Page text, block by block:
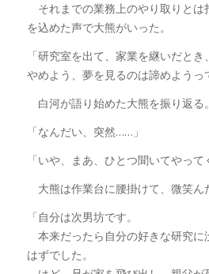
それまでの業務上のやり取りとは
を込めた声で大熊がいった。
「研究室を出て、家業を継いだと
やめよう、夢を見るのは諦めようっ
白河が語り始めた大熊を振り返る。
「なんだい、突然……」
「いや、まあ、ひとつ聞いてやって
大熊は作業台に腰掛けて、微笑ん
「自分は次男坊です。
本来だったら自分の好きな研究に
はずでした。